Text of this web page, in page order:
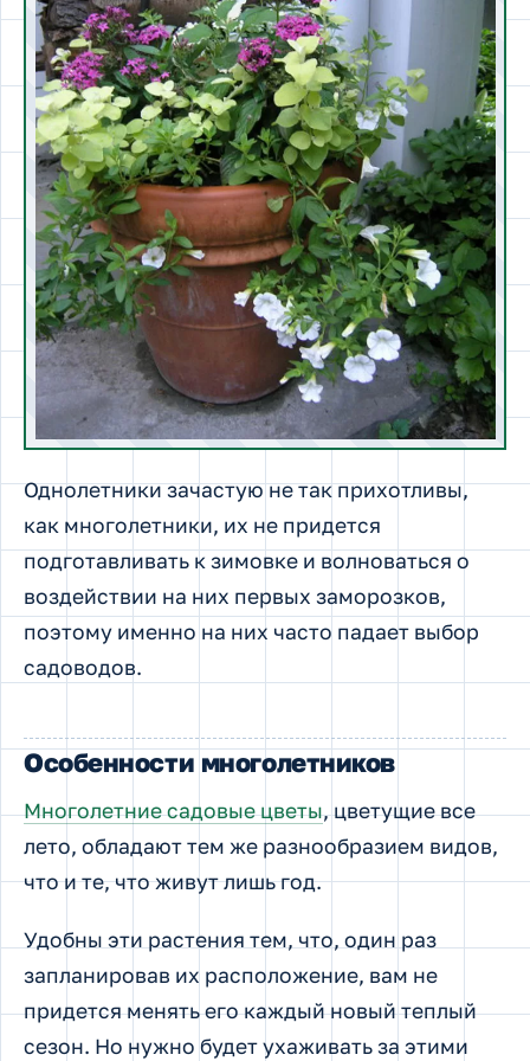
Однолетники зачастую не так прихотливы,
как многолетники, их не придется
подготавливать к зимовке и волноваться о
воздействии на них первых заморозков,
поэтому именно на них часто падает выбор
садоводов.
Особенности многолетников
Многолетние садовые цветы, цветущие все
лето, обладают тем же разнообразием видов,
что и те, что живут лишь год.
Удобны эти растения тем, что, один раз
запланировав их расположение, вам не
придется менять его каждый новый теплый
сезон. Но нужно будет ухаживать за этими